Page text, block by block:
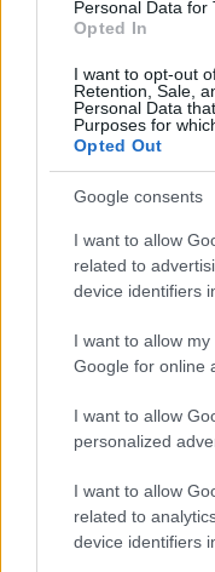
Personal Data for
Opted In
I want to opt-out
Retention, Sale,
Personal Data
Purposes for
Opted Out
Google consents
I want to allow
related to
device identifiers
I want to allow
Google for online
I want to allow
personalized
I want to allow
related to
device identifiers
Más
CIENCIA Y TECNOLOGÍA
Psiquiatría
perspectiva del
El doctor Cabrera,